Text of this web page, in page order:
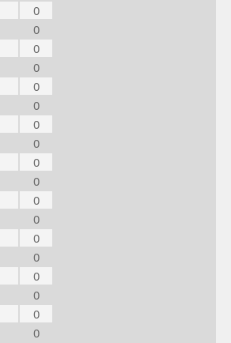
0
0
0
0
0
0
0
0
0
0
0
0
0
0
0
0
0
0